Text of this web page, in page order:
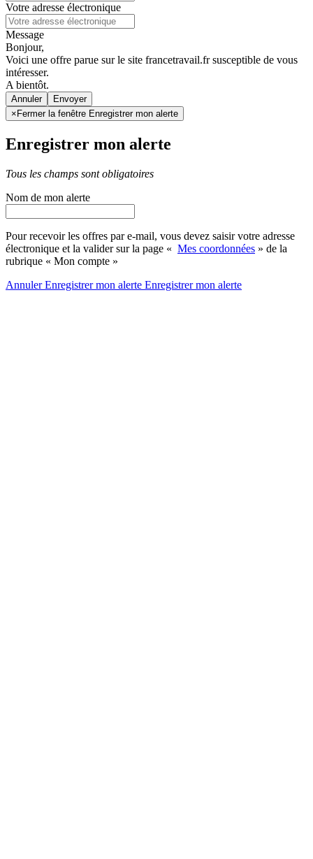
Votre adresse électronique
Message
Bonjour,
Voici une offre parue sur le site francetravail.fr susceptible de vous
intéresser.
A bientôt.
Annuler
× Fermer la fenêtre Enregistrer mon alerte
Enregistrer mon alerte
Tous les champs sont obligatoires
Nom de mon alerte
Pour recevoir les offres par e-mail, vous devez saisir votre adresse
électronique et la valider sur la page « Mes coordonnées » de la
rubrique « Mon compte »
AnnulerEnregistrer mon alerte Enregistrermon alerte